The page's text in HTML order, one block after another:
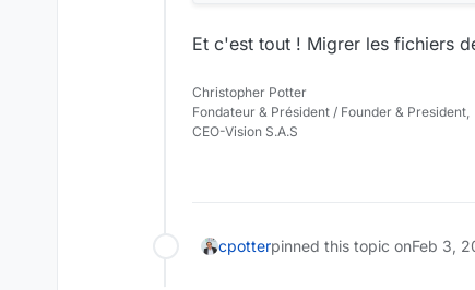
Et c'est tout ! Migrer les fichiers
Christopher Potter
Fondateur & Président / Founder & President,
CEO-Vision S.A.S
cpotterpinned this topic onFeb 3,